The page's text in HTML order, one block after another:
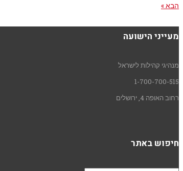
הבא »
מעייני הישועה
מנהיגי קהילות לישראל
1-700-700-515
רחוב האופה 4, ירושלים
חיפוש באתר